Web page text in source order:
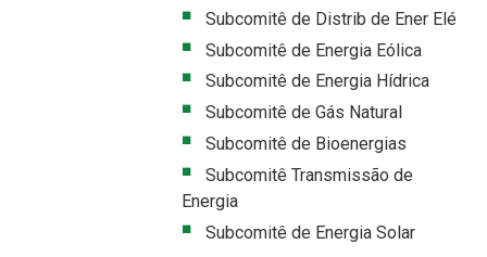
Subcomitê de Distrib de Ener Elé
Subcomitê de Energia Eólica
Subcomitê de Energia Hídrica
Subcomitê de Gás Natural
Subcomitê de Bioenergias
Subcomitê Transmissão de
Energia
Subcomitê de Energia Solar